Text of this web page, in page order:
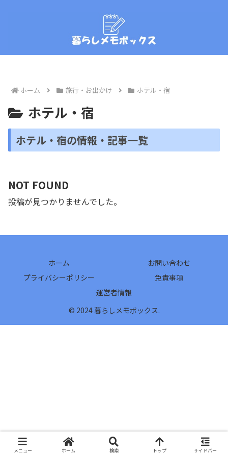
ホーム 旅行・お出かけ ホテル・宿
ホテル・宿
ホテル・宿の情報・記事一覧
NOT FOUND
投稿が見つかりませんでした。
ホーム
お問い合わせ
プライバシーポリシー
免責事項
運営者情報
© 2024 暮らしメモボックス.
メニュー ホーム 検索 トップ サイドバー